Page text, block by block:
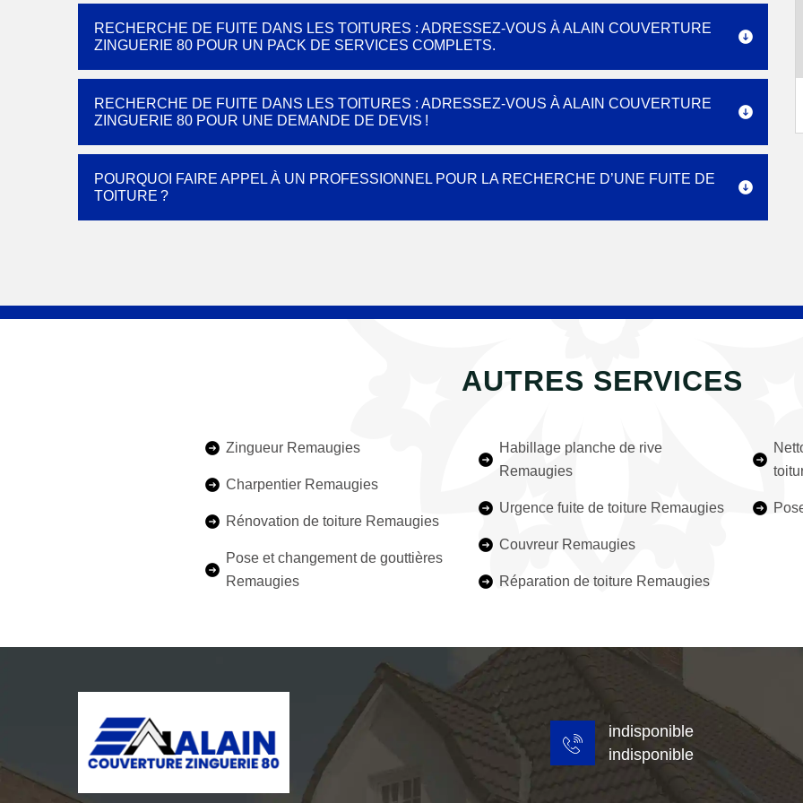
RECHERCHE DE FUITE DANS LES TOITURES : ADRESSEZ-VOUS À ALAIN COUVERTURE
ZINGUERIE 80 POUR UN PACK DE SERVICES COMPLETS.
RECHERCHE DE FUITE DANS LES TOITURES : ADRESSEZ-VOUS À ALAIN COUVERTURE
ZINGUERIE 80 POUR UNE DEMANDE DE DEVIS !
POURQUOI FAIRE APPEL À UN PROFESSIONNEL POUR LA RECHERCHE D’UNE FUITE DE
TOITURE ?
AUTRES SERVICES
Zingueur Remaugies
Charpentier Remaugies
Rénovation de toiture Remaugies
Pose et changement de gouttières
Remaugies
Habillage planche de rive
Remaugies
Urgence fuite de toiture Remaugies
Couvreur Remaugies
Réparation de toiture Remaugies
indisponible
indisponible